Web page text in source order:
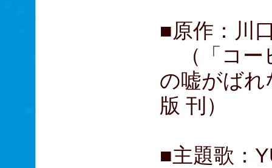
■原作：川
（「コー
の嘘がば
版 刊）
■主題歌：